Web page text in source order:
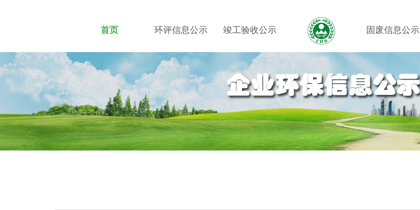
首页 环评信息公示 竣工验收公示 固废信息公示
招贤纳士